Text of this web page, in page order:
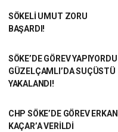
SÖKELİ UMUT ZORU
BAŞARDI!
SÖKE’DE GÖREV YAPIYORDU
GÜZELÇAMLI’DA SUÇÜSTÜ
YAKALANDI!
CHP SÖKE’DE GÖREV ERKAN
KAÇAR’A VERİLDİ